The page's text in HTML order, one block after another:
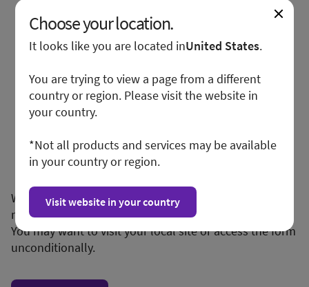
We apologize for any inconvenience, but this form is
not available in your region or country.
You may want to visit your local site or access the form
unconditionally.
Choose your location.
It looks like you are located inUnited States.
You are trying to view a page from a different
country or region. Please visit the website in
your country.
*Not all products and services may be available
in your country or region.
Visit website in your country